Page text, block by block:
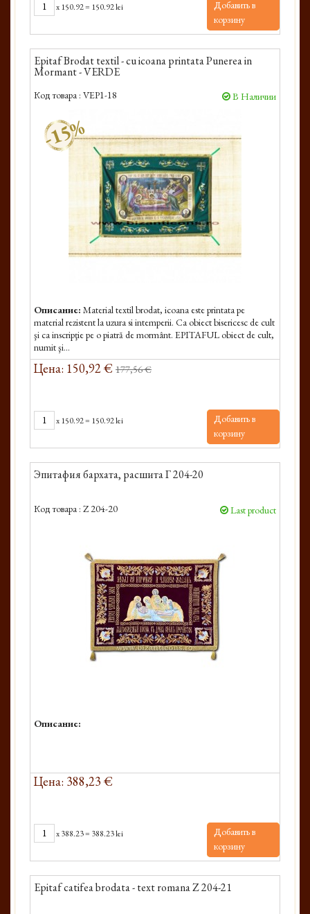
x150.92= 150.92 lei
Добавить в
корзину
Epitaf Brodat textil - cu icoana printata Punerea in
Mormant - VERDE
Код товара : VEP1-18 В Наличии
-15%
Описание: Material textil brodat, icoana este printata pe
material rezistent la uzura si intemperii. Ca obiect bisericesc de cult
şi ca inscripţie pe o piatră de mormânt. EPITAFUL obiect de cult,
numit şi...
Цена: 150,92 € 177,56 €
x150.92= 150.92 lei
Добавить в
корзину
Эпитафия бархата, расшита Г 204-20
Код товара : Z 204-20 Last product
Описание:
Цена: 388,23 €
x388.23= 388.23 lei
Добавить в
корзину
Epitaf catifea brodata - text romana Z 204-21